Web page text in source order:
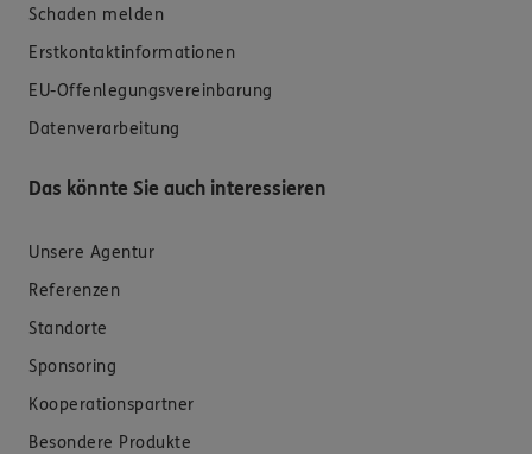
Schaden melden
Erstkontaktinformationen
EU-Offenlegungsvereinbarung
Datenverarbeitung
Das könnte Sie auch interessieren
Unsere Agentur
Referenzen
Standorte
Sponsoring
Kooperationspartner
Besondere Produkte